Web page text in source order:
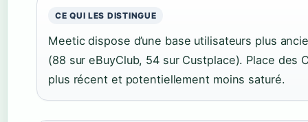
CE QUI LES DISTINGUE
Meetic dispose d’une base utilisateurs plus
(88 sur eBuyClub, 54 sur Custplace). Place des
plus récent et potentiellement moins saturé.